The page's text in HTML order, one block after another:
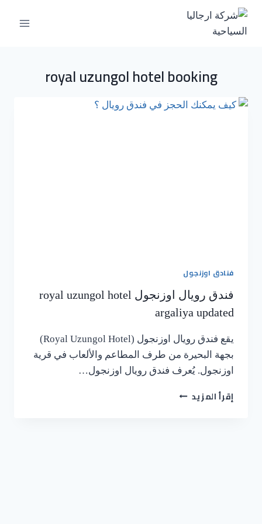
royal uzungol hotel booking
فنادق اوزنجول
فندق رويال اوزنجول royal uzungol hotel
argaliya updated
يقع فندق رويال اوزنجول (Royal Uzungol Hotel)
بجهة البحيرة من طرف المطاعم والألعاب في قرية
اوزنجول. يُعرف فندق رويال اوزنجول…
إقرأ المزيد